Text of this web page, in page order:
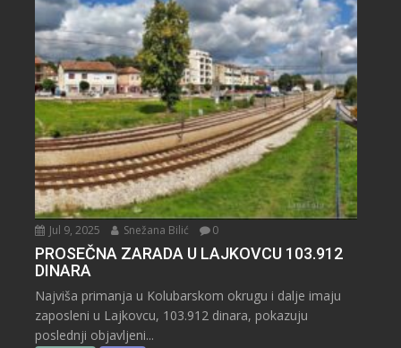
Jul 9, 2025 Snežana Bilić 0
PROSEČNA ZARADA U LAJKOVCU 103.912
DINARA
Najviša primanja u Kolubarskom okrugu i dalje imaju
zaposleni u Lajkovcu, 103.912 dinara, pokazuju
poslednji objavljeni...